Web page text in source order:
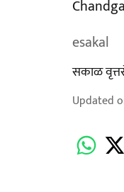
esakal
सकाळ
Updated